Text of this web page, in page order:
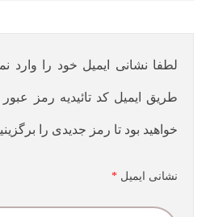
لطفا نشانی ایمیل خود را وارد
طریق ایمیل کد تائیدیه رمز عبور
خواهید بود تا رمز جدیدی را
نشانی ایمیل *